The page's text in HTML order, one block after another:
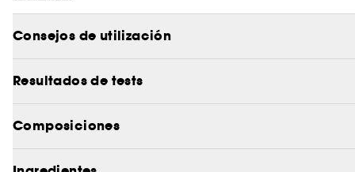
de té de Java), corrige las irregularidades de la
No comedogénico.
Consejos de utilización
Resultados de tests
Composiciones